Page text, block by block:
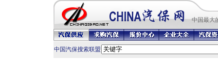
中国最大
中国汽保搜索联盟